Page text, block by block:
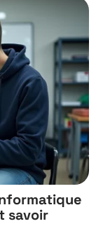
savoir